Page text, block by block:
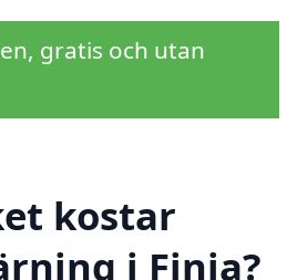
gratis och utan
kostar
i Finja?